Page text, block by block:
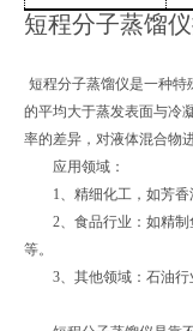
短程分子蒸馏
短程分子蒸馏仪是一种
的平均大于蒸发表面与冷
率的差异，对液体混合物
应用领域：
1、精细化工，如芳香
2、食品行业：如精制
等。
3、其他领域：石油行